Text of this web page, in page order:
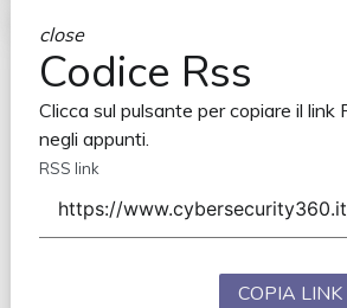
close
Codice Rss
Clicca sul pulsante per copiare il link
negli appunti.
RSS link
COPIA LINK